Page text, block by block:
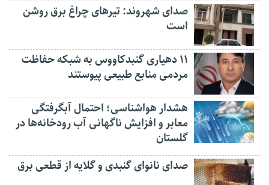
صدای شهروند: تیرهای چراغ برق روشن
است
۱۱ دهیاری گنبدکاووس به شبکه حفاظت
مردمی منابع طبیعی پیوستند
هشدار هواشناسی؛ احتمال آبگرفتگی
معابر و افزایش ناگهانی آب رودخانه‌ها در
گلستان
صدای نانوای گنبدی و گلایه از قطعی برق